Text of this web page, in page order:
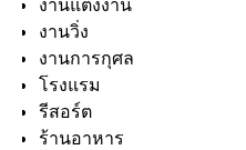
งานแต่งงาน
งานวิ่ง
งานการกุศล
โรงแรม
รีสอร์ต
ร้านอาหาร